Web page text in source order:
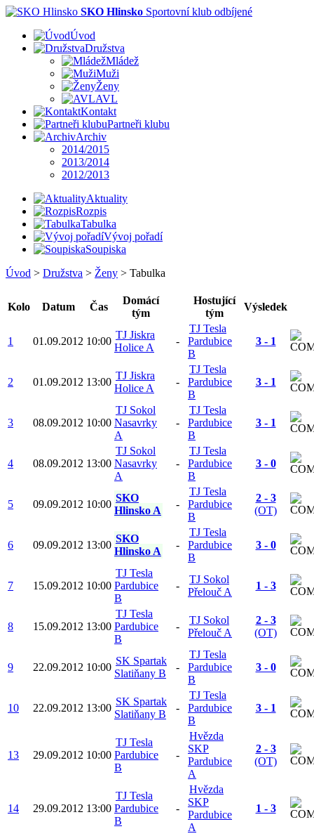
SKO Hlinsko Sportovní klub odbíjené
Úvod
Družstva
Mládež
Muži
Ženy
AVL
Kontakt
Partneři klubu
Archiv
2014/2015
2013/2014
2012/2013
Aktuality
Rozpis
Tabulka
Vývoj pořadí
Soupiska
Úvod > Družstva > Ženy > Tabulka
Kolo Datum Čas
Domácí
tým
Hostující
tým
Výsledek
1 01.09.2012 10:00
TJ Jiskra
Holice A
-
TJ Tesla
Pardubice
B
3 - 1
2 01.09.2012 13:00
TJ Jiskra
Holice A
-
TJ Tesla
Pardubice
B
3 - 1
3 08.09.2012 10:00
TJ Sokol
Nasavrky
A
-
TJ Tesla
Pardubice
B
3 - 1
4 08.09.2012 13:00
TJ Sokol
Nasavrky
A
-
TJ Tesla
Pardubice
B
3 - 0
5 09.09.2012 10:00
SKO
Hlinsko A
-
TJ Tesla
Pardubice
B
2 - 3
(OT)
6 09.09.2012 13:00
SKO
Hlinsko A
-
TJ Tesla
Pardubice
B
3 - 0
7 15.09.2012 10:00
TJ Tesla
Pardubice
B
-
TJ Sokol
Přelouč A
1 - 3
8 15.09.2012 13:00
TJ Tesla
Pardubice
B
-
TJ Sokol
Přelouč A
2 - 3
(OT)
9 22.09.2012 10:00
SK Spartak
Slatiňany B
-
TJ Tesla
Pardubice
B
3 - 0
10 22.09.2012 13:00
SK Spartak
Slatiňany B
-
TJ Tesla
Pardubice
B
3 - 1
13 29.09.2012 10:00
TJ Tesla
Pardubice
B
-
Hvězda
SKP
Pardubice
A
2 - 3
(OT)
14 29.09.2012 13:00
TJ Tesla
Pardubice
B
-
Hvězda
SKP
Pardubice
A
1 - 3